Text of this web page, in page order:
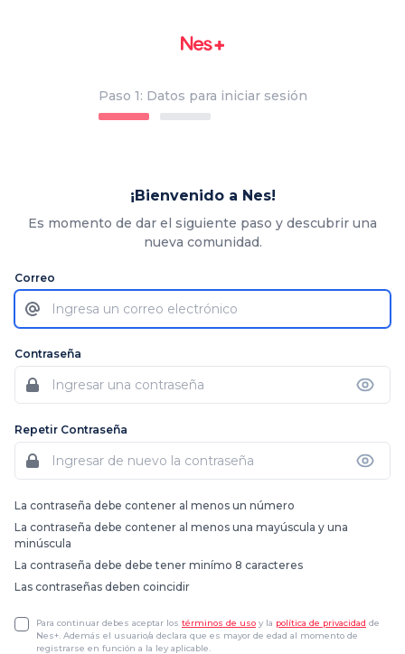
Paso 1: Datos para iniciar sesión
¡Bienvenido a Nes!
Es momento de dar el siguiente paso y descubrir una
nueva comunidad.
Correo
Contraseña
Repetir Contraseña
La contraseña debe contener al menos un número
La contraseña debe contener al menos una mayúscula y una
minúscula
La contraseña debe debe tener minímo 8 caracteres
Las contraseñas deben coincidir
Para continuar debes aceptar los términos de uso y la política de privacidad de
Nes+. Además el usuario/a declara que es mayor de edad al momento de
registrarse en función a la ley aplicable.